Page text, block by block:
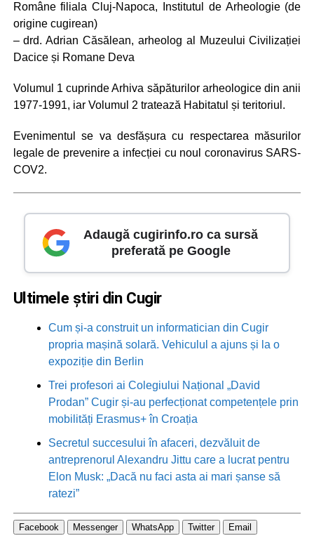
Române filiala Cluj-Napoca, Institutul de Arheologie (de
origine cugirean)
– drd. Adrian Căsălean, arheolog al Muzeului Civilizației
Dacice și Romane Deva
Volumul 1 cuprinde Arhiva săpăturilor arheologice din anii
1977-1991, iar Volumul 2 tratează Habitatul și teritoriul.
Evenimentul se va desfășura cu respectarea măsurilor
legale de prevenire a infecției cu noul coronavirus SARS-
COV2.
Adaugă cugirinfo.ro ca sursă
preferată pe Google
Ultimele știri din Cugir
Cum și-a construit un informatician din Cugir
propria mașină solară. Vehiculul a ajuns și la o
expoziție din Berlin
Trei profesori ai Colegiului Național „David
Prodan” Cugir și-au perfecționat competențele prin
mobilități Erasmus+ în Croația
Secretul succesului în afaceri, dezvăluit de
antreprenorul Alexandru Jittu care a lucrat pentru
Elon Musk: „Dacă nu faci asta ai mari șanse să
ratezi”
Facebook Messenger WhatsApp Twitter Email